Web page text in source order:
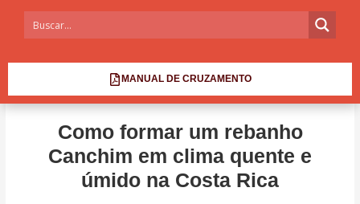
MANUAL DE CRUZAMENTO
Como formar um rebanho
Canchim em clima quente e
úmido na Costa Rica